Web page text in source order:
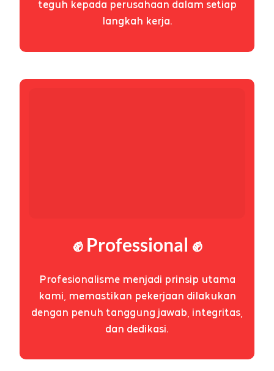
teguh kepada perusahaan dalam setiap
langkah kerja.
✊ Professional ✊
Profesionalisme menjadi prinsip utama
kami, memastikan pekerjaan dilakukan
dengan penuh tanggung jawab, integritas,
dan dedikasi.